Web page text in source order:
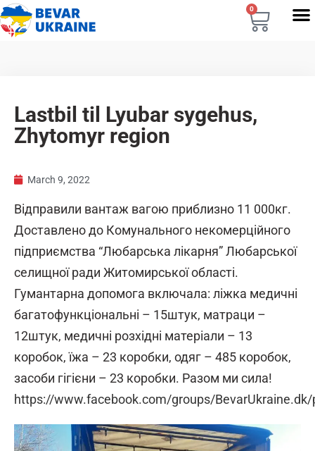
0
Lastbil til Lyubar sygehus,
Zhytomyr region
March 9, 2022
Відправили вантаж вагою приблизно 11 000кг.
Доставлено до Комунального некомерційного
підприємства “Любарська лікарня” Любарської
селищної ради Житомирської області.
Гумантарна допомога включала: ліжка медичні
багатофункціональні – 15штук, матраци –
12штук, медичні розхідні матеріали – 13
коробок, їжа – 23 коробки, одяг – 485 коробок,
засоби гігієни – 23 коробки. Разом ми сила!
https://www.facebook.com/groups/